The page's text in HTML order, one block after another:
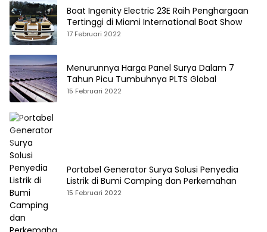
Boat Ingenity Electric 23E Raih Penghargaan
Tertinggi di Miami International Boat Show
17 Februari 2022
Menurunnya Harga Panel Surya Dalam 7
Tahun Picu Tumbuhnya PLTS Global
15 Februari 2022
Portabel Generator Surya Solusi Penyedia
Listrik di Bumi Camping dan Perkemahan
15 Februari 2022